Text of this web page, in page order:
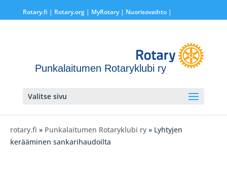
Rotary.fi | Rotary.org| MyRotary | Nuorisovaihto|
Punkalaitumen Rotaryklubi ry
Valitse sivu
rotary.fi » Punkalaitumen Rotaryklubi ry » Lyhtyjen
kerääminen sankarihaudoilta